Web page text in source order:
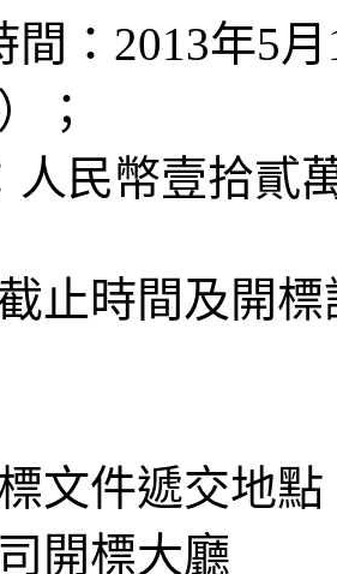
間： 2013年5月
；
人民幣壹拾貳
止時間及開
文件遞交地
開標大廳